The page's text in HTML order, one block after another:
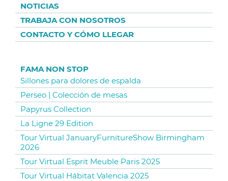
NOTICIAS
TRABAJA CON NOSOTROS
CONTACTO Y CÓMO LLEGAR
FAMA NON STOP
Sillones para dolores de espalda
Perseo | Colección de mesas
Papyrus Collection
La Ligne 29 Edition
Tour Virtual JanuaryFurnitureShow Birmingham
2026
Tour Virtual Esprit Meuble Paris 2025
Tour Virtual Hábitat Valencia 2025